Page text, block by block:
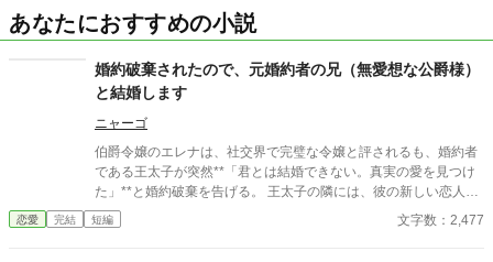
あなたにおすすめの小説
婚約破棄されたので、元婚約者の兄（無愛想な公爵様）
と結婚します
ニャーゴ
伯爵令嬢のエレナは、社交界で完璧な令嬢と評されるも、婚約者
である王太子が突然**「君とは結婚できない。真実の愛を見つけ
た」**と婚約破棄を告げる。 王太子の隣には、彼の新しい恋人と
して庶民出身の美少女が。 「うわ、テンプレ展開すぎない？」と
エレナは内心で呆れるが、王家の意向には逆らえず破談を受け入
恋愛 完結 短編 文字数：2,477